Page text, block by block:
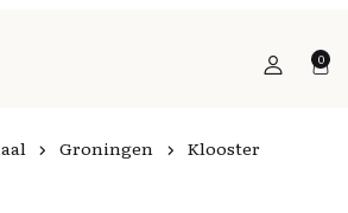
0
Groningen
Klooster